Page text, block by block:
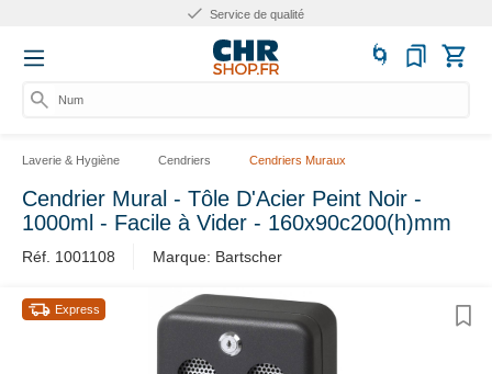
Service de qualité
Numér
Laverie & Hygiène Cendriers Cendriers Muraux
Cendrier Mural - Tôle D'Acier Peint Noir -
1000ml - Facile à Vider - 160x90c200(h)mm
Réf. 1001108 Marque: Bartscher
Express